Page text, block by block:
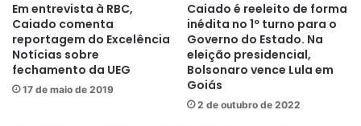
Em entrevista à RBC,
Caiado comenta
reportagem do Excelência
Notícias sobre
fechamento da UEG
17 de maio de 2019
Caiado é reeleito de forma
inédita no 1º turno para o
Governo do Estado. Na
eleição presidencial,
Bolsonaro vence Lula em
Goiás
2 de outubro de 2022